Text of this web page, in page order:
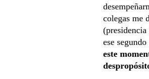
colegas me
ese
este